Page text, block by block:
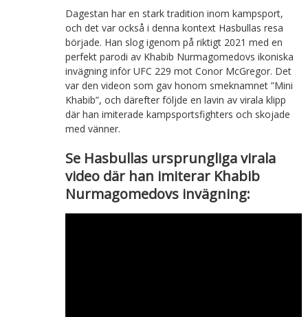
Dagestan har en stark tradition inom kampsport,
och det var också i denna kontext Hasbullas resa
började. Han slog igenom på riktigt 2021 med en
perfekt parodi av Khabib Nurmagomedovs ikoniska
invägning inför UFC 229 mot Conor McGregor. Det
var den videon som gav honom smeknamnet ”Mini
Khabib”, och därefter följde en lavin av virala klipp
där han imiterade kampsportsfighters och skojade
med vänner.
Se Hasbullas ursprungliga virala
video där han imiterar Khabib
Nurmagomedovs invägning: